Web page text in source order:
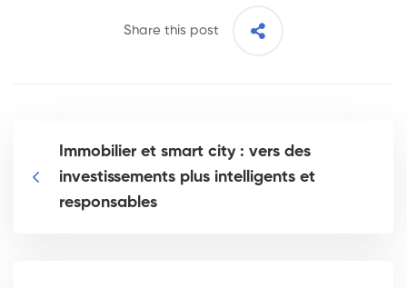
Share this post
Immobilier et smart city : vers des
investissements plus intelligents et
responsables